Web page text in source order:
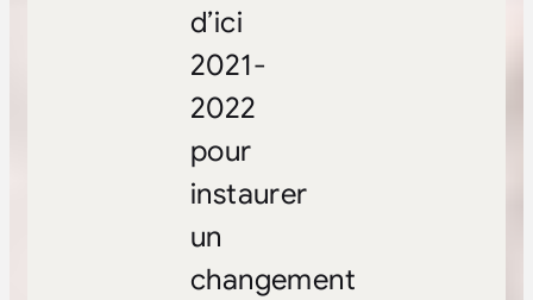
d’ici
2021-
2022
pour
instaurer
un
changement